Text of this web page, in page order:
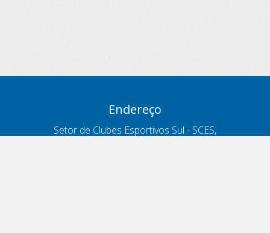
Endereço
Setor de Clubes Esportivos Sul - SCES,